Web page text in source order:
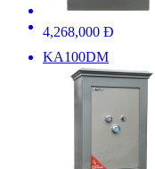
4,268,000 Đ
KA100DM